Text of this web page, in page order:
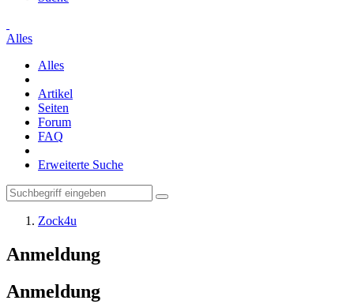
Alles
Alles
Artikel
Seiten
Forum
FAQ
Erweiterte Suche
Zock4u
Anmeldung
Anmeldung